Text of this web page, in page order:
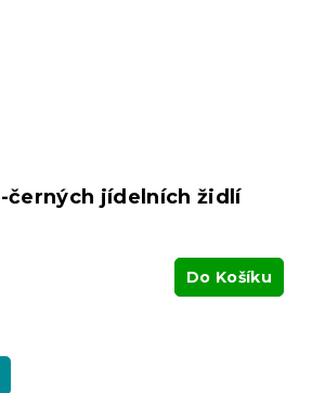
černých jídelních židlí
Do Košíku